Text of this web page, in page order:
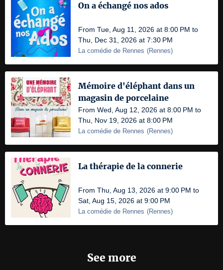
On a échangé nos ados
From Tue, Aug 11, 2026 at 8:00 PM to
Thu, Dec 31, 2026 at 7:30 PM
La comédie de Rennes (Rennes)
Mémoire d'éléphant dans un
magasin de porcelaine
From Wed, Aug 12, 2026 at 8:00 PM to
Thu, Nov 19, 2026 at 8:00 PM
La comédie de Rennes (Rennes)
La thérapie de la connerie
From Thu, Aug 13, 2026 at 9:00 PM to
Sat, Aug 15, 2026 at 9:00 PM
La comédie de Rennes (Rennes)
See more